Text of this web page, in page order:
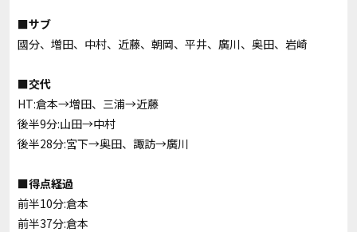
■サブ
國分、増田、中村、近藤、朝岡、平井、廣川、奥田、岩崎
■交代
HT:倉本→増田、三浦→近藤
後半9分:山田→中村
後半28分:宮下→奥田、諏訪→廣川
■得点経過
前半10分:倉本
前半37分:倉本